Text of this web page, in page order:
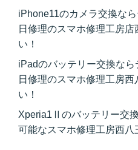
iPhone11のカメラ交換な
日修理のスマホ修理工房
い！
iPadのバッテリー交換な
日修理のスマホ修理工房
い！
Xperia1Ⅱのバッテリー交
可能なスマホ修理工房西八